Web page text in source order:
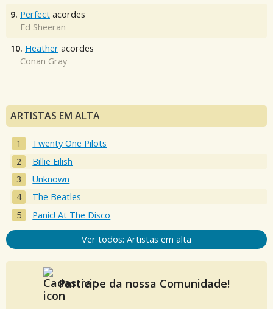
9. Perfect acordes
Ed Sheeran
10. Heather acordes
Conan Gray
ARTISTAS EM ALTA
Twenty One Pilots
Billie Eilish
Unknown
The Beatles
Panic! At The Disco
Ver todos: Artistas em alta
Participe da nossa Comunidade!